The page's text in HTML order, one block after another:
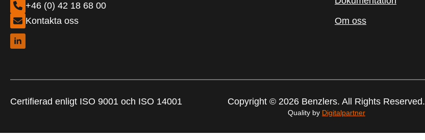
+46 (0) 42 18 68 00
Kontakta oss
Om oss
Certifierad enligt ISO 9001 och ISO 14001 Copyright © 2026 Benzlers. All Rights Reserved.
Quality by Digitalpartner